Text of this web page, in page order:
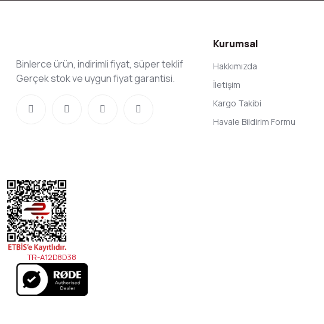
Binlerce ürün, indirimli fiyat, süper teklif
Gerçek stok ve uygun fiyat garantisi.
Kurumsal
Hakkımızda
İletişim
Kargo Takibi
Havale Bildirim Formu
TR-A12D8D38